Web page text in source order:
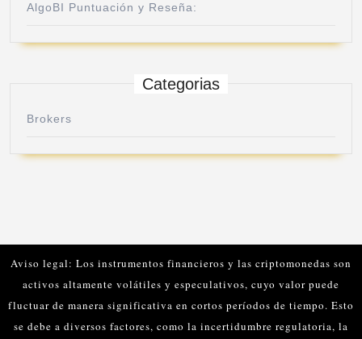
AlgoBI Puntuación y Reseña:
Categorias
Brokers
Aviso legal: Los instrumentos financieros y las criptomonedas son
activos altamente volátiles y especulativos, cuyo valor puede
fluctuar de manera significativa en cortos períodos de tiempo. Esto
se debe a diversos factores, como la incertidumbre regulatoria, la